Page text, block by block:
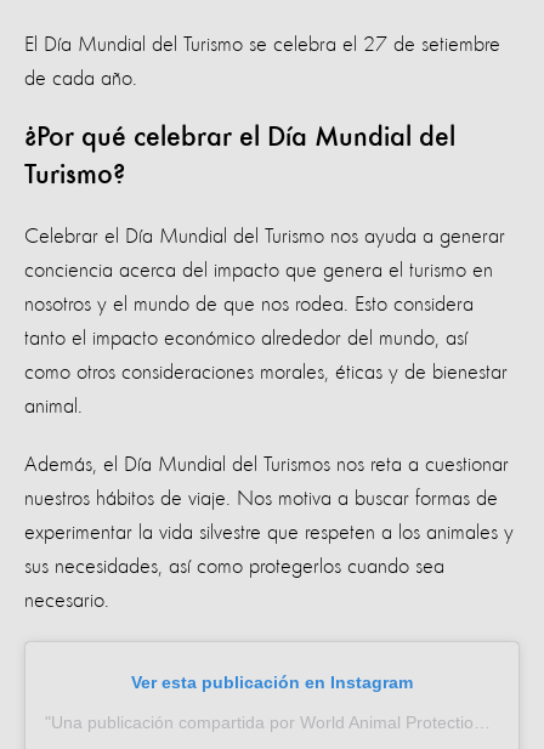
El Día Mundial del Turismo se celebra el 27 de setiembre
de cada año.
¿Por qué celebrar el Día Mundial del
Turismo?
Celebrar el Día Mundial del Turismo nos ayuda a generar
conciencia acerca del impacto que genera el turismo en
nosotros y el mundo de que nos rodea. Esto considera
tanto el impacto económico alrededor del mundo, así
como otros consideraciones morales, éticas y de bienestar
animal.
Además, el Día Mundial del Turismos nos reta a cuestionar
nuestros hábitos de viaje. Nos motiva a buscar formas de
experimentar la vida silvestre que respeten a los animales y
sus necesidades, así como protegerlos cuando sea
necesario.
Ver esta publicación en Instagram
Una publicación compartida por World Animal Protection (Español) (@proteccion_animal_mundial)